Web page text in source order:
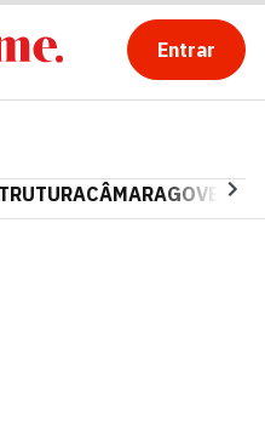
Entrar
CÂMARAGOVERNO